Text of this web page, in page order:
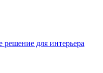
для интерьера